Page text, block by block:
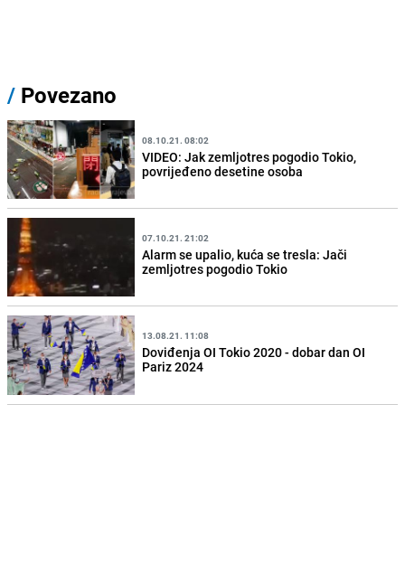
/ Povezano
08.10.21. 08:02
VIDEO: Jak zemljotres pogodio Tokio,
povrijeđeno desetine osoba
07.10.21. 21:02
Alarm se upalio, kuća se tresla: Jači
zemljotres pogodio Tokio
13.08.21. 11:08
Doviđenja OI Tokio 2020 - dobar dan OI
Pariz 2024